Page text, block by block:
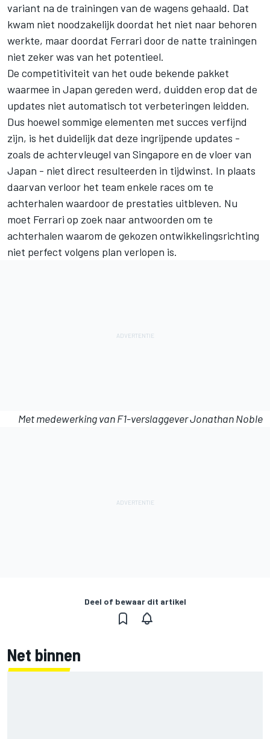
variant na de trainingen van de wagens gehaald. Dat
kwam niet noodzakelijk doordat het niet naar behoren
werkte, maar doordat Ferrari door de natte trainingen
niet zeker was van het potentieel.
De competitiviteit van het oude bekende pakket
waarmee in Japan gereden werd, duidden erop dat de
updates niet automatisch tot verbeteringen leidden.
Dus hoewel sommige elementen met succes verfijnd
zijn, is het duidelijk dat deze ingrijpende updates -
zoals de achtervleugel van Singapore en de vloer van
Japan - niet direct resulteerden in tijdwinst. In plaats
daarvan verloor het team enkele races om te
achterhalen waardoor de prestaties uitbleven. Nu
moet Ferrari op zoek naar antwoorden om te
achterhalen waarom de gekozen ontwikkelingsrichting
niet perfect volgens plan verlopen is.
Met medewerking van F1-verslaggever Jonathan Noble
Deel of bewaar dit artikel
Net binnen